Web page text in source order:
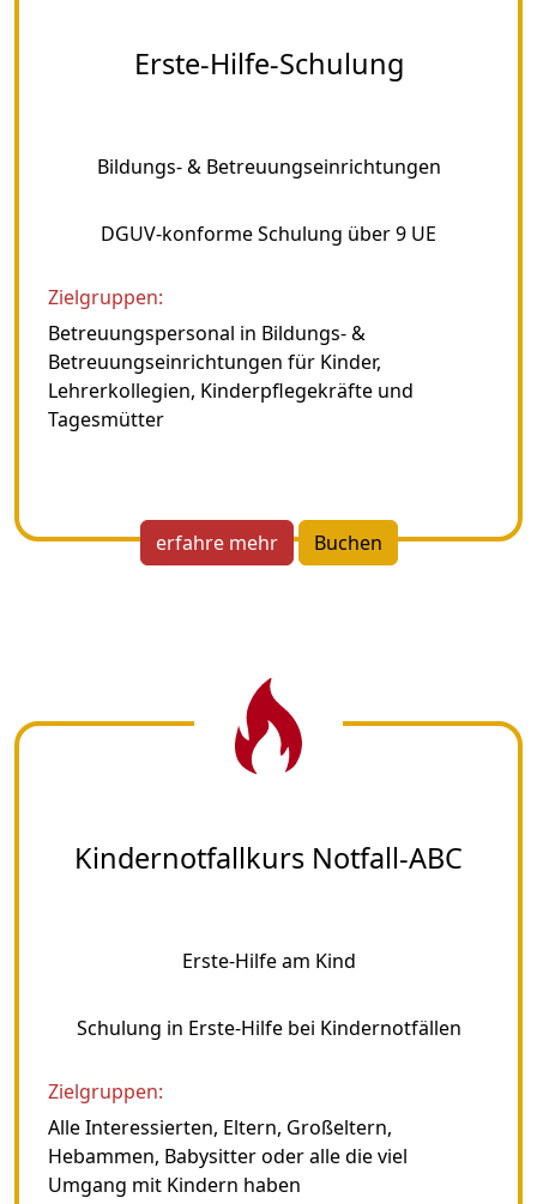
Erste-Hilfe-Schulung
Bildungs- & Betreuungseinrichtungen
DGUV-konforme Schulung über 9 UE
Zielgruppen:
Betreuungspersonal in Bildungs- &
Betreuungseinrichtungen für Kinder,
Lehrerkollegien, Kinderpflegekräfte und
Tagesmütter
erfahre mehr Buchen
Kindernotfallkurs Notfall-ABC
Erste-Hilfe am Kind
Schulung in Erste-Hilfe bei Kindernotfällen
Zielgruppen:
Alle Interessierten, Eltern, Großeltern,
Hebammen, Babysitter oder alle die viel
Umgang mit Kindern haben